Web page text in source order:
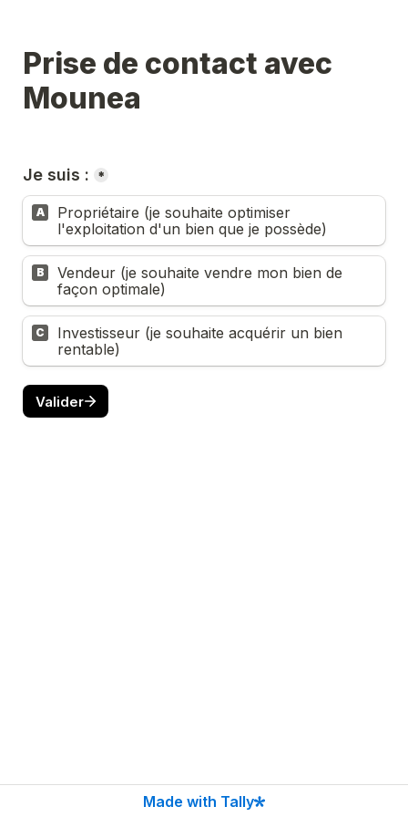
Prise de contact avec
Mounea
Je suis : *
A
Propriétaire (je souhaite optimiser
l'exploitation d'un bien que je possède)
B
Vendeur (je souhaite vendre mon bien de
façon optimale)
C
Investisseur (je souhaite acquérir un bien
rentable)
Valider
Made with Tally